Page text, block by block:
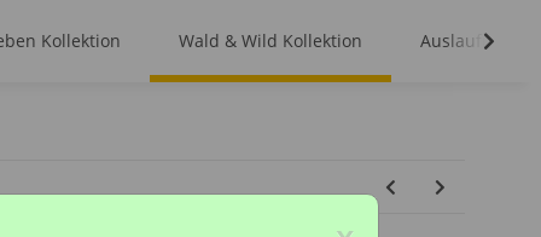
Kollektion Wald & Wild Kollektion